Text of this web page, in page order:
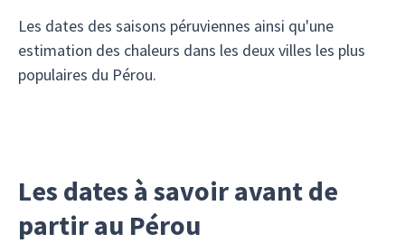
Les dates des saisons péruviennes ainsi qu'une
estimation des chaleurs dans les deux villes les plus
populaires du Pérou.
Les dates à savoir avant de
partir au Pérou